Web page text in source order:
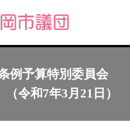
例予算特別委員会
令和7年3月21日）